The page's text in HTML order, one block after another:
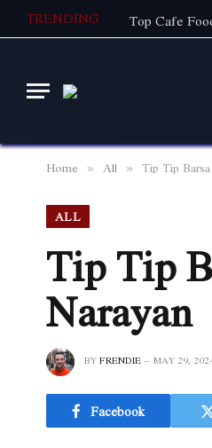
TRENDING
Home » All » Tip Tip
ALL
Tip Tip
Narayan
BYFRENDIE MAY 29,
Facebook